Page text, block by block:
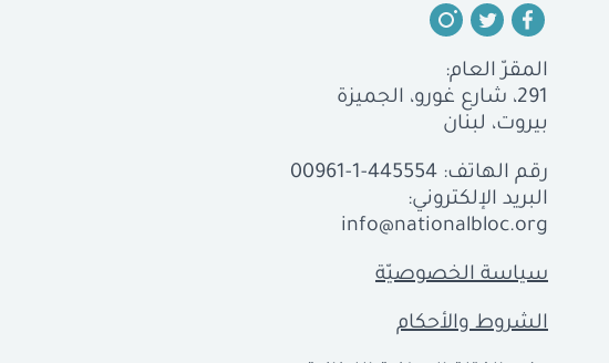
المقرّ العام:
291، شارع غورو، الجميزة
بيروت، لبنان
رقم الهاتف:00961-1-445554
البريد الإلكتروني:
info@nationalbloc.org
سياسة الخصوصيّة
الشروط والأحكام